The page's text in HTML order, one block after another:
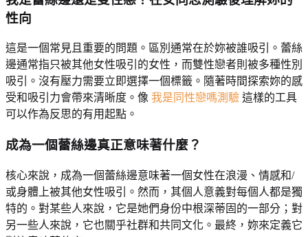
性向
這是一個常見且重要的問題。區別通常在於妳被誰吸引。蕾絲
邊通常指只被其他女性吸引的女性，而雙性戀者則被多種性別
吸引。沒有壓力需要立即選擇一個標籤。隨著時間探索妳的感
受和吸引力會帶來清晰度。像 我是同性戀嗎測驗 這樣的工具
可以作為反思的有用起點。
成為一個蕾絲邊真正意味著什麼？
核心來說，成為一個蕾絲邊意味著一個女性在浪漫、情感和/
或身體上被其他女性吸引。然而，其個人意義對每個人都是獨
特的。對某些人來說，它是她們身份中根深蒂固的一部分；對
另一些人來說，它也關乎社群和共同文化。最終，妳來定義它